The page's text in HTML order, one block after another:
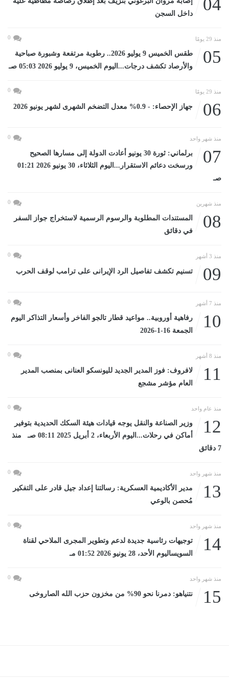
04
داخل السجن
منذ 29 يومًا 0
05
طقس الخميس 9 يوليو 2026.. رطوبة مرتفعة وشبورة صباحية
والأرصاد تكشف درجات...اليوم الخميس، 9 يوليو 2026 05:03 صـ
منذ 29 يومًا 0
06 جهاز الإحصاء: - 0.9% معدل التضخم الشهرى لشهر يونيو 2026
منذ شهر واحد 0
07
برلماني: ثورة 30 يونيو أعادت الدولة إلى مسارها الصحيح
ورسخت دعائم الاستقرار...اليوم الثلاثاء، 30 يونيو 2026 01:21
صـ
منذ شهرين 0
08
المستندات المطلوبة والرسوم الرسمية لاستخراج جواز السفر
في دقائق
منذ 3 أشهر 0
09 تسنيم تكشف تفاصيل الرد الإيرانى على ترامب لوقف الحرب
منذ 7 أشهر 0
10
رفاهية أوروبية.. مواعيد قطار تالجو الفاخر وأسعار التذاكر اليوم
الجمعة 16-1-2026
منذ 8 أشهر 0
11
لافروف: فوز المدير الجديد لليونسكو العنانى بمنصب المدير
العام مؤشر مشجع
منذ عام واحد 0
12
وزير الصناعة والنقل يوجه قيادات هيئة السكك الحديدية بتوفير
أماكن في رحلات...اليوم الأربعاء، 2 أبريل 2025 08:11 صـ منذ
7 دقائق
منذ شهر واحد 0
13
مدير الأكاديمية العسكرية: رسالتنا إعداد جيل قادر على التفكير
مُحصن بالوعي
منذ شهر واحد 0
14
توجيهات رئاسية جديدة لدعم وتطوير المجرى الملاحي لقناة
السويساليوم الأحد، 28 يونيو 2026 01:52 مـ
منذ شهر واحد 0
15 نتنياهو: دمرنا نحو 90% من مخزون حزب الله الصاروخى